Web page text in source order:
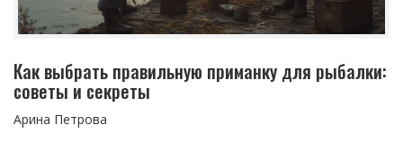
Как выбрать правильную приманку для рыбалки:
советы и секреты
Арина Петрова